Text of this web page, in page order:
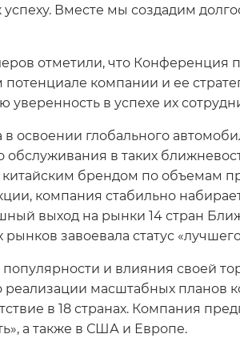
Вместе мы создадим
отметили, что Конференция
компании и ее
в успехе их
освоении глобального
в таких
брендом по объемам
компания стабильно
выход на рынки 14 стран
завоевала статус
и влияния своей
масштабных планов
в 18 странах. Компания
а также в США и Европе.